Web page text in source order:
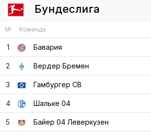
Бундеслига
№ Команда
1 Бавария
2 Вердер Бремен
3 Гамбургер СВ
4 Шальке 04
5 Байер 04 Леверкузен